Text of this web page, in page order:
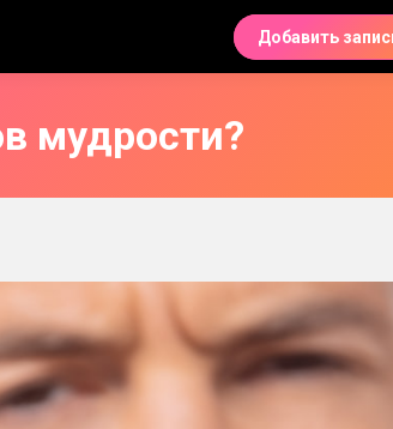
Добавить
мудрости?